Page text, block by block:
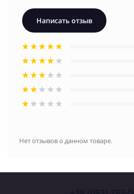
Написать отзыв
Нет отзывов о данном товаре.